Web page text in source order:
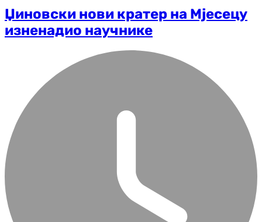
Џиновски нови кратер на Мјесецу
изненадио научнике